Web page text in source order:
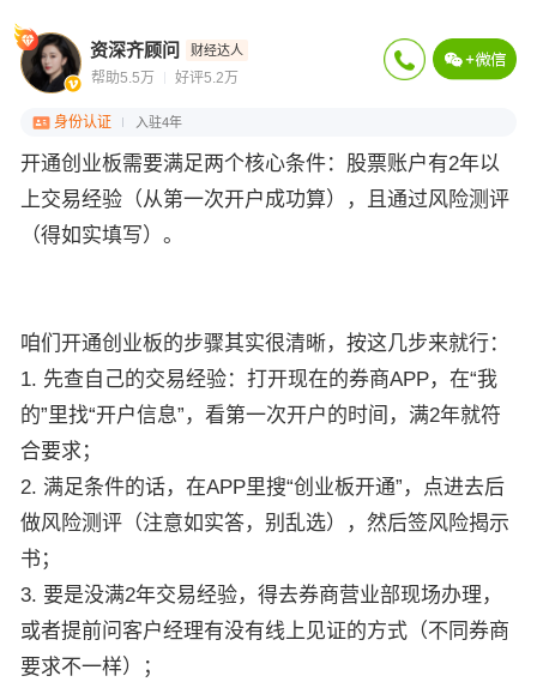
资深齐顾问 财经达人
帮助5.5万 好评5.2万
身份认证 入驻4年
开通创业板需要满足两个核心条件：股票账户有2年以
上交易经验（从第一次开户成功算），且通过风险测评
（得如实填写）。
咱们开通创业板的步骤其实很清晰，按这几步来就行：
1. 先查自己的交易经验：打开现在的券商APP，在“我
的”里找“开户信息”，看第一次开户的时间，满2年就符
合要求；
2. 满足条件的话，在APP里搜“创业板开通”，点进去后
做风险测评（注意如实答，别乱选），然后签风险揭示
书；
3. 要是没满2年交易经验，得去券商营业部现场办理，
或者提前问客户经理有没有线上见证的方式（不同券商
要求不一样）；